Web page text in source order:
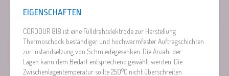
EIGENSCHAFTEN
CORODUR 818 ist eine Fülldrahtelektrode zur Herstellung
Thermoschock beständiger und hochwarmfester Auftragschichten
zur Instandsetzung von Schmiedegesenken. Die Anzahl der
Lagen kann dem Bedarf entsprechend gewählt werden. Die
Zwischenlagentemperatur sollte 250°C nicht überschreiten.